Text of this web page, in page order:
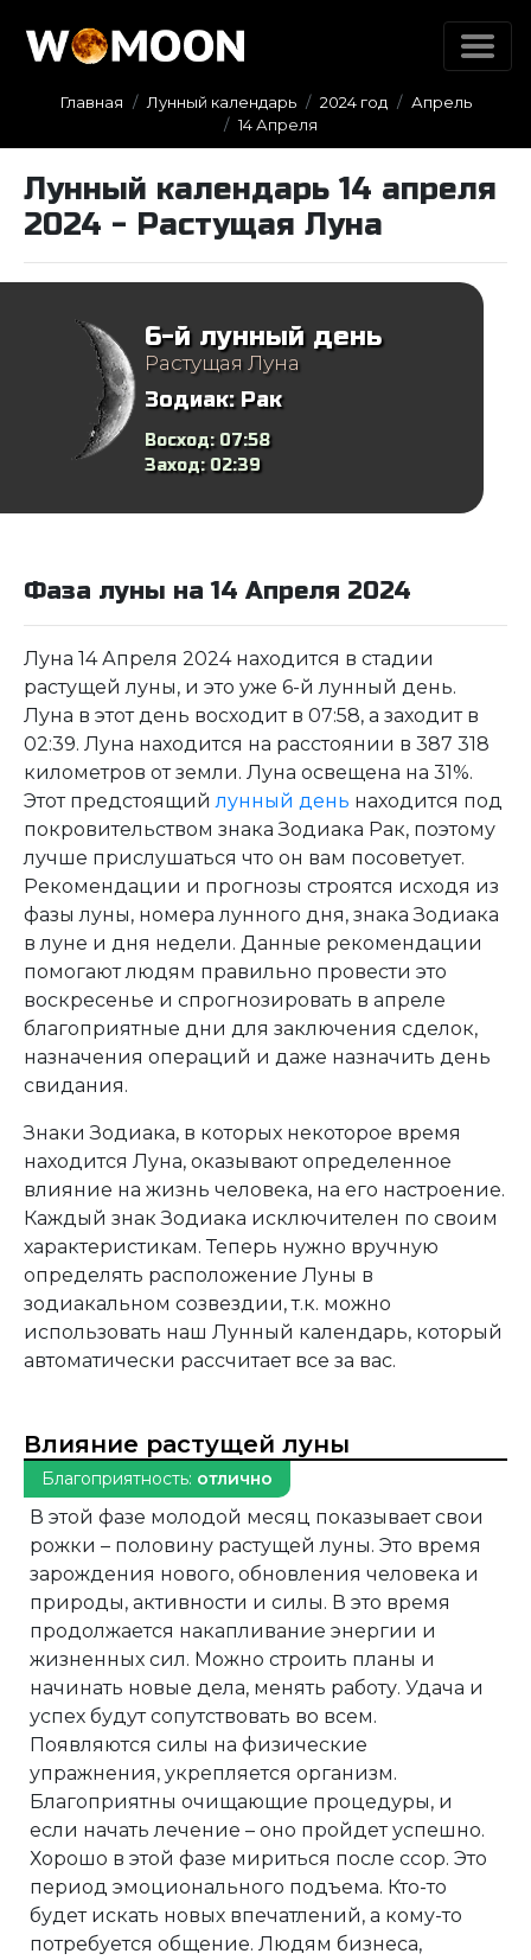
Главная Лунный календарь 2024 год
Апрель
14 Апреля
Лунный календарь 14 апреля
2024 - Растущая Луна
6-й лунный день
Растущая Луна
Зодиак: Рак
Восход: 07:58
Заход: 02:39
Фаза луны на 14 Апреля 2024
Луна 14 Апреля 2024 находится в стадии
растущей луны, и это уже 6-й лунный день.
Луна в этот день восходит в 07:58, а заходит в
02:39. Луна находится на расстоянии в 387 318
километров от земли. Луна освещена на 31%.
Этот предстоящийлунный день находится под
покровительством знака Зодиака Рак, поэтому
лучше прислушаться что он вам посоветует.
Рекомендации и прогнозы строятся исходя из
фазы луны, номера лунного дня, знака Зодиака
в луне и дня недели. Данные рекомендации
помогают людям правильно провести это
воскресенье и спрогнозировать в апреле
благоприятные дни для заключения сделок,
назначения операций и даже назначить день
свидания.
Знаки Зодиака, в которых некоторое время
находится Луна, оказывают определенное
влияние на жизнь человека, на его настроение.
Каждый знак Зодиака исключителен по своим
характеристикам. Теперь нужно вручную
определять расположение Луны в
зодиакальном созвездии, т.к. можно
использовать наш Лунный календарь, который
автоматически рассчитает все за вас.
Влияние растущей луны
Благоприятность: отлично
В этой фазе молодой месяц показывает свои
рожки – половину растущей луны. Это время
зарождения нового, обновления человека и
природы, активности и силы. В это время
продолжается накапливание энергии и
жизненных сил. Можно строить планы и
начинать новые дела, менять работу. Удача и
успех будут сопутствовать во всем.
Появляются силы на физические
упражнения, укрепляется организм.
Благоприятны очищающие процедуры, и
если начать лечение – оно пройдет успешно.
Хорошо в этой фазе мириться после ссор. Это
период эмоционального подъема. Кто-то
будет искать новых впечатлений, а кому-то
потребуется общение. Людям бизнеса,